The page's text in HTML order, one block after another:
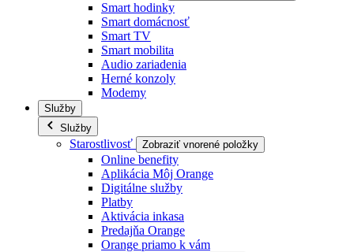
Smart hodinky
Smart domácnosť
Smart TV
Smart mobilita
Audio zariadenia
Herné konzoly
Modemy
Služby
Služby
Starostlivosť Zobraziť vnorené položky
Online benefity
Aplikácia Môj Orange
Digitálne služby
Platby
Aktivácia inkasa
Predajňa Orange
Orange priamo k vám